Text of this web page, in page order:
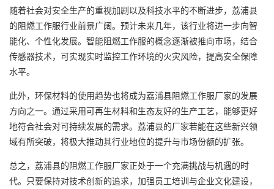
随着社会对安全生产的重视加剧以及科技水平的不断进步，荔浦县
的阻燃工作服行业前景广阔。预计未来几年，该行业将进一步向智
能化、个性化发展。智能阻燃工作服的概念逐渐被推向市场，结合
传感器技术，可实现实时监控工作环境的火灾风险，提高安全保障
水平。
此外，环保材料的使用趋势也将成为荔浦县阻燃工作服厂家的发展
方向之一。通过采用可再生材料和生态友好的生产工艺，能够更好
地符合社会对可持续发展的需求。荔浦县的厂家若能在这些新兴领
域有所突破，将极大推动其行业地位的提升与市场份额的扩张。
总之，荔浦县的阻燃工作服厂家正处于一个充满挑战与机遇的时
代。只要保持对技术创新的追求，加强员工培训与企业文化建设，